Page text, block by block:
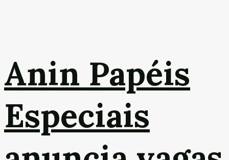
Anin Papéis
Especiais